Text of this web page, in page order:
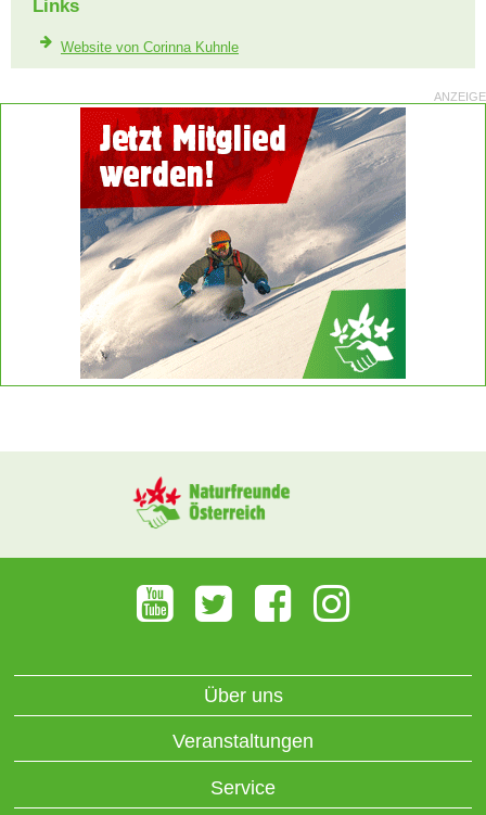
Links
Website von Corinna Kuhnle
ANZEIGE
Über uns
Veranstaltungen
Service